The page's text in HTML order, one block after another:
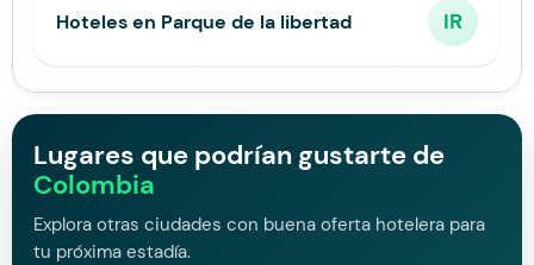
Hoteles en Parque de la libertad IR
Lugares que podrían gustarte de
Colombia
Explora otras ciudades con buena oferta hotelera para
tu próxima estadía.